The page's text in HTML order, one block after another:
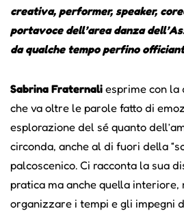
creativa, performer, speaker,
portavoce dell’area danza
da qualche tempo perfino
Sabrina Fraternali esprime con la
che va oltre le parole fatto di
esplorazione del sé quanto
circonda, anche al di fuori della
palcoscenico. Ci racconta la sua
pratica ma anche quella interiore,
organizzare i tempi e gli impegni